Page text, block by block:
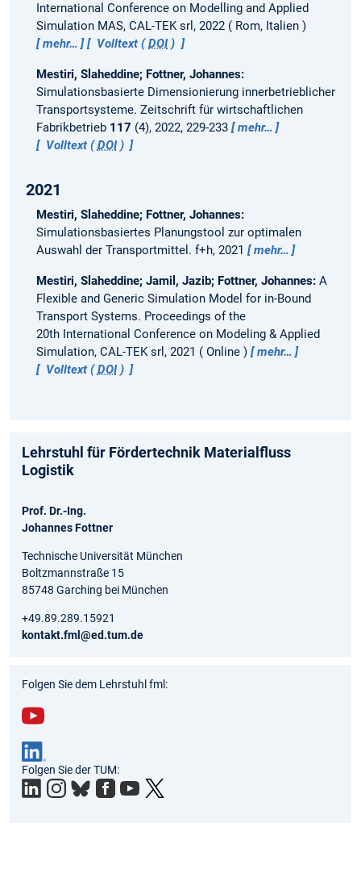
International Conference on Modelling and Applied
Simulation MAS, CAL-TEK srl, 2022
Rom, Italien
mehr…
Volltext (DOI)
Mestiri, Slaheddine; Fottner, Johannes:
Simulationsbasierte Dimensionierung innerbetrieblicher
Transportsysteme. Zeitschrift für wirtschaftlichen
Fabrikbetrieb 117 (4), 2022, 229-233
mehr…
Volltext (DOI)
2021
Mestiri, Slaheddine; Fottner, Johannes:
Simulationsbasiertes Planungstool zur optimalen
Auswahl der Transportmittel. f+h, 2021 mehr…
Mestiri, Slaheddine; Jamil, Jazib; Fottner, Johannes: A
Flexible and Generic Simulation Model for in-Bound
Transport Systems. Proceedings of the
20th International Conference on Modeling & Applied
Simulation, CAL-TEK srl, 2021
Online
mehr…
Volltext (DOI)
Lehrstuhl für Fördertechnik Materialfluss
Logistik
Prof. Dr.-Ing.
Johannes Fottner
Technische Universität München
Boltzmannstraße 15
85748 Garching bei München
+49.89.289.15921
kontakt.fml@ed.tum.de
Folgen Sie dem Lehrstuhl fml:
You
tub
e
Folgen Sie der TUM: